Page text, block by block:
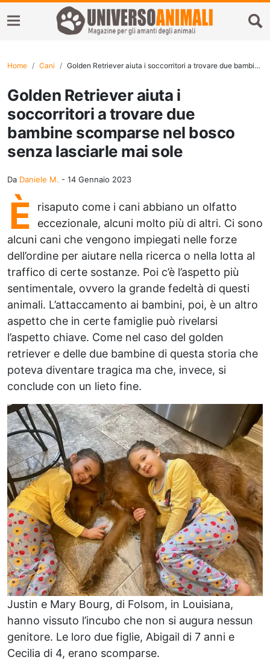
Home Cani Golden Retriever aiuta i soccorritori a trovare due bambine scomparse nel bosco senza lasciarle mai sole
Golden Retriever aiuta i
soccorritori a trovare due
bambine scomparse nel bosco
senza lasciarle mai sole
Da Daniele M. - 14 Gennaio 2023
È
risaputo come i cani abbiano un olfatto
eccezionale, alcuni molto più di altri. Ci sono
alcuni cani che vengono impiegati nelle forze
dell’ordine per aiutare nella ricerca o nella lotta al
traffico di certe sostanze. Poi c’è l’aspetto più
sentimentale, ovvero la grande fedeltà di questi
animali. L’attaccamento ai bambini, poi, è un altro
aspetto che in certe famiglie può rivelarsi
l’aspetto chiave. Come nel caso del golden
retriever e delle due bambine di questa storia che
poteva diventare tragica ma che, invece, si
conclude con un lieto fine.
Justin e Mary Bourg, di Folsom, in Louisiana,
hanno vissuto l’incubo che non si augura nessun
genitore. Le loro due figlie, Abigail di 7 anni e
Cecilia di 4, erano scomparse.